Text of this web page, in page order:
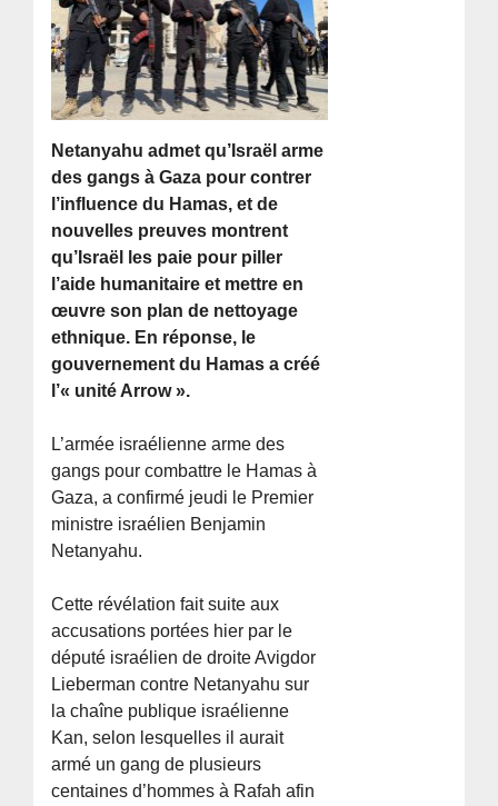
Netanyahu admet qu’Israël arme
des gangs à Gaza pour contrer
l’influence du Hamas, et de
nouvelles preuves montrent
qu’Israël les paie pour piller
l’aide humanitaire et mettre en
œuvre son plan de nettoyage
ethnique. En réponse, le
gouvernement du Hamas a créé
l’« unité Arrow ».
L’armée israélienne arme des
gangs pour combattre le Hamas à
Gaza, a confirmé jeudi le Premier
ministre israélien Benjamin
Netanyahu.
Cette révélation fait suite aux
accusations portées hier par le
député israélien de droite Avigdor
Lieberman contre Netanyahu sur
la chaîne publique israélienne
Kan, selon lesquelles il aurait
armé un gang de plusieurs
centaines d’hommes à Rafah afin